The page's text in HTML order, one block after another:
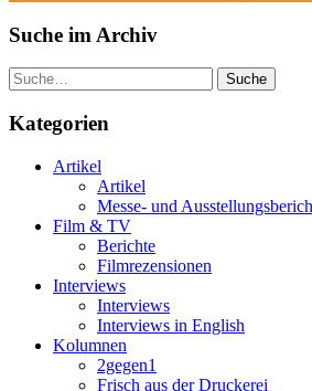
Suche im Archiv
Suche
Kategorien
Artikel
Artikel
Messe- und
Film & TV
Berichte
Filmrezensionen
Interviews
Interviews
Interviews in English
Kolumnen
2gegen1
Frisch aus der Druckerei